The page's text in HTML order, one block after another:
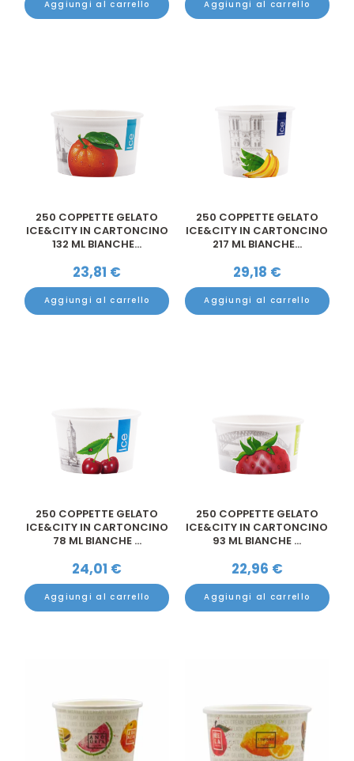
Aggiungi al carrello Aggiungi al carrello
250 COPPETTE GELATO
ICE&CITY IN CARTONCINO
132 ML BIANCHE...
23,81 €
Aggiungi al carrello
250 COPPETTE GELATO
ICE&CITY IN CARTONCINO
217 ML BIANCHE...
29,18 €
Aggiungi al carrello
250 COPPETTE GELATO
ICE&CITY IN CARTONCINO
78 ML BIANCHE ...
24,01 €
Aggiungi al carrello
250 COPPETTE GELATO
ICE&CITY IN CARTONCINO
93 ML BIANCHE ...
22,96 €
Aggiungi al carrello